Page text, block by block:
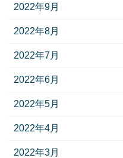
2022年9月
2022年8月
2022年7月
2022年6月
2022年5月
2022年4月
2022年3月